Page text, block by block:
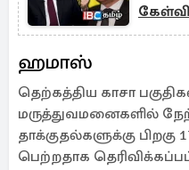
ஹமாஸ்
தெற்கத்திய காசா
மருத்துவமனைகளில்
தாக்குதல்களுக்கு
பெற்றதாக